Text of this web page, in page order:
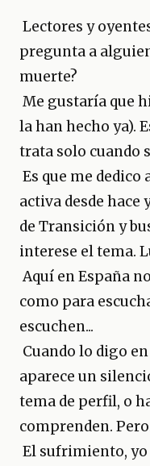
Lectores y
pregunta a
muerte?
Me gustaría que
la han hecho ya).
trata solo cuando
Es que me dedico
activa desde hace
de Transición y
interese el tema.
Aquí en España
como para
escuchen...
Cuando lo digo
aparece un
tema de perfil, o
comprenden.
El sufrimiento, yo